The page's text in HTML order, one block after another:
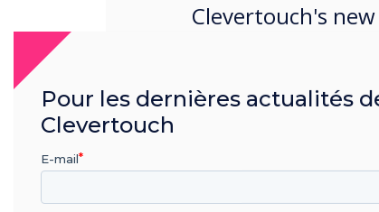
Clevertouch's
outlines how the
success in
market.
Pour les dernières actualités
Clevertouch
E-mail